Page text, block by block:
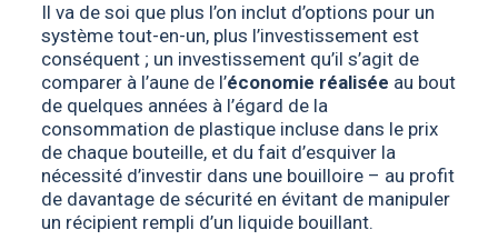
Il va de soi que plus l’on inclut d’options pour un
système tout-en-un, plus l’investissement est
conséquent ; un investissement qu’il s’agit de
comparer à l’aune de l’économie réalisée au bout
de quelques années à l’égard de la
consommation de plastique incluse dans le prix
de chaque bouteille, et du fait d’esquiver la
nécessité d’investir dans une bouilloire – au profit
de davantage de sécurité en évitant de manipuler
un récipient rempli d’un liquide bouillant.